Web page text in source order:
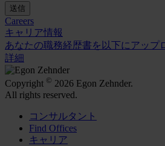
送信
Careers
キャリア情報
あなたの職務経歴書を以下にアップ
詳細
Copyright © 2026 Egon Zehnder.
All rights reserved.
コンサルタント
Find Offices
キャリア